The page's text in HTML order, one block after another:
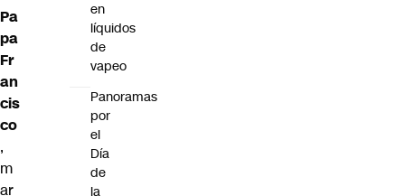
Pa
pa
Fr
an
cis
co
,
m
ar
en
líquidos
de
vapeo
Panoramas
por
el
Día
de
la